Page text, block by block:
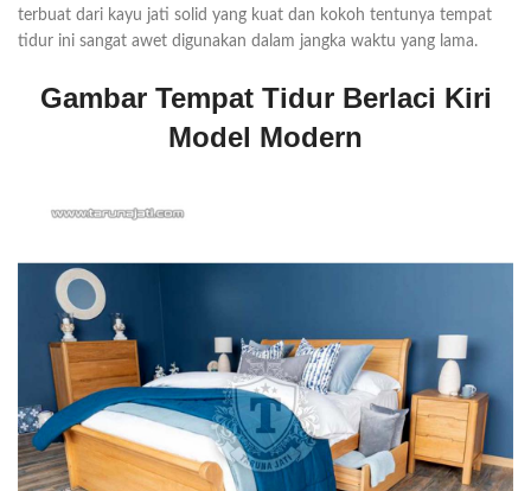
terbuat dari kayu jati solid yang kuat dan kokoh tentunya tempat
tidur ini sangat awet digunakan dalam jangka waktu yang lama.
Gambar Tempat Tidur Berlaci Kiri
Model Modern